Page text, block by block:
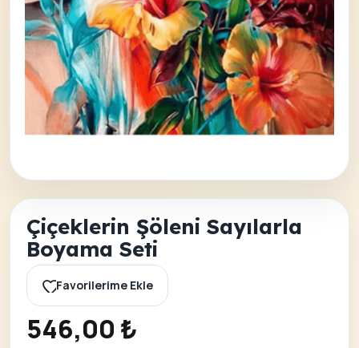
Çiçeklerin Şöleni Sayılarla
Boyama Seti
Favorilerime Ekle
546,00 ₺